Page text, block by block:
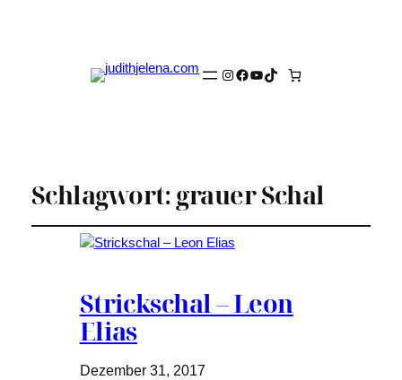
Instagram
Facebook
YouTube
TikTok
Schlagwort: grauer Schal
Strickschal – Leon
Elias
Dezember 31, 2017